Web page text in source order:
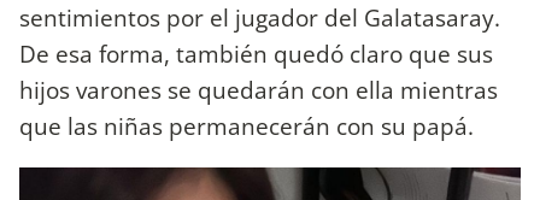
sentimientos por el jugador del Galatasaray.
De esa forma, también quedó claro que sus
hijos varones se quedarán con ella mientras
que las niñas permanecerán con su papá.